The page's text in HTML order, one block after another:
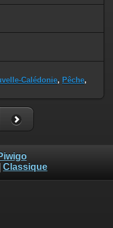
Calédonie, Pêche,
Classique